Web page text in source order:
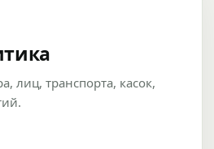
лиц, транспорта, касок,